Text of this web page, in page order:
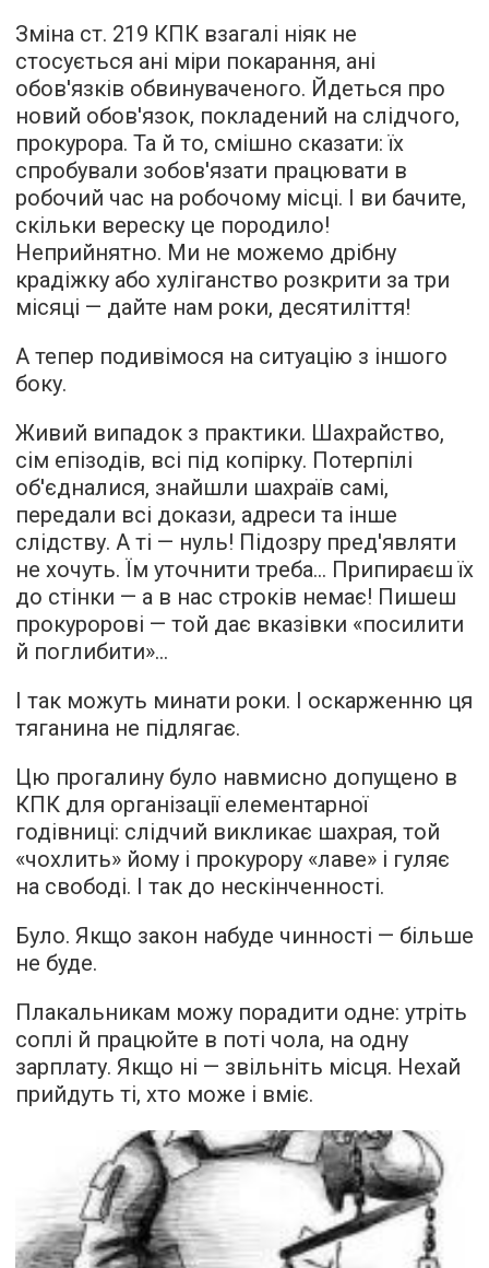
Зміна ст. 219 КПК взагалі ніяк не
стосується ані міри покарання, ані
обов'язків обвинуваченого. Йдеться про
новий обов'язок, покладений на слідчого,
прокурора. Та й то, смішно сказати: їх
спробували зобов'язати працювати в
робочий час на робочому місці. І ви бачите,
скільки вереску це породило!
Неприйнятно. Ми не можемо дрібну
крадіжку або хуліганство розкрити за три
місяці — дайте нам роки, десятиліття!
А тепер подивімося на ситуацію з іншого
боку.
Живий випадок з практики. Шахрайство,
сім епізодів, всі під копірку. Потерпілі
об'єдналися, знайшли шахраїв самі,
передали всі докази, адреси та інше
слідству. А ті — нуль! Підозру пред'являти
не хочуть. Їм уточнити треба... Припираєш їх
до стінки — а в нас строків немає! Пишеш
прокуророві — той дає вказівки «посилити
й поглибити»...
І так можуть минати роки. І оскарженню ця
тяганина не підлягає.
Цю прогалину було навмисно допущено в
КПК для організації елементарної
годівниці: слідчий викликає шахрая, той
«чохлить» йому і прокурору «лаве» і гуляє
на свободі. І так до нескінченності.
Було. Якщо закон набуде чинності — більше
не буде.
Плакальникам можу порадити одне: утріть
соплі й працюйте в поті чола, на одну
зарплату. Якщо ні — звільніть місця. Нехай
прийдуть ті, хто може і вміє.